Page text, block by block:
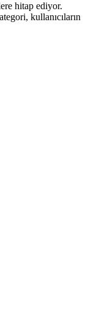
hitap ediyor.
kullanıcıların